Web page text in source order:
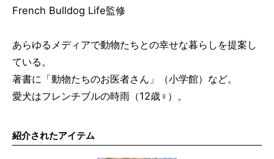
French Bulldog Life監修
あらゆるメディアで動物たちとの幸せな暮らしを提案し
ている。
著書に「動物たちのお医者さん」（小学館）など。
愛犬はフレンチブルの時雨（12歳♀）。
紹介されたアイテム